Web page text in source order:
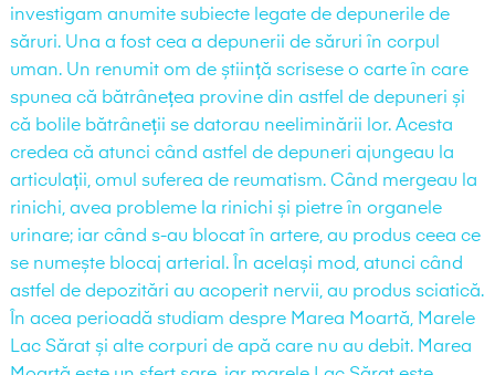
investigam anumite subiecte legate de depunerile de
săruri. Una a fost cea a depunerii de săruri în corpul
uman. Un renumit om de știință scrisese o carte în care
spunea că bătrânețea provine din astfel de depuneri și
că bolile bătrâneții se datorau neeliminării lor. Acesta
credea că atunci când astfel de depuneri ajungeau la
articulații, omul suferea de reumatism. Când mergeau la
rinichi, avea probleme la rinichi și pietre în organele
urinare; iar când s-au blocat în artere, au produs ceea ce
se numește blocaj arterial. În același mod, atunci când
astfel de depozitări au acoperit nervii, au produs sciatică.
În acea perioadă studiam despre Marea Moartă, Marele
Lac Sărat și alte corpuri de apă care nu au debit. Marea